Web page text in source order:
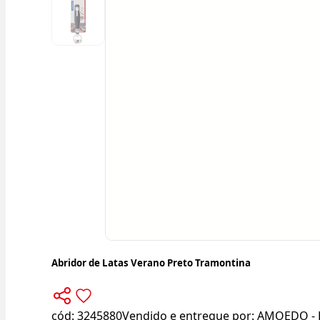
Abridor de Latas Verano Preto Tramontina
cód: 3245880Vendido e entregue por: AMOEDO -